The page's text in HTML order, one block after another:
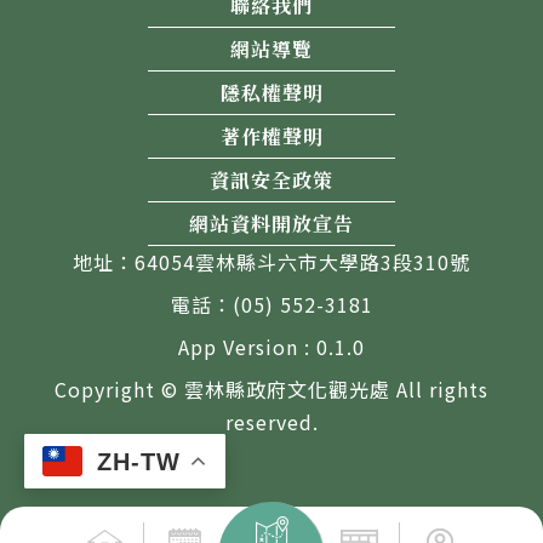
ZH-TW
網站導覽
隱私權聲明
著作權聲明
資訊安全政策
網站資料開放宣告
地址：64054雲林縣斗六市大學路3段310號
電話：(05) 552-3181
App Version : 0.1.0
Copyright © 雲林縣政府文化觀光處 All rights
reserved.